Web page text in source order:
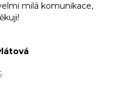
milá komunikace,